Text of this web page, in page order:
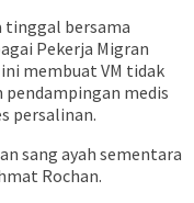
tinggal bersama
Pekerja Migran
membuat VM tidak
medis
persalinan.
sang ayah sementara
Rochan.